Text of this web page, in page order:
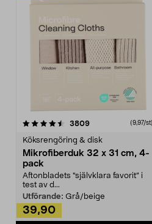
3809recensioner (9,97/st)
Köksrengöring & disk
Mikrofiberduk 32 x 31 cm, 4-
pack
Aftonbladets "självklara favorit” i
test av d...
Utförande: Grå/beige
39,90
4.0av 5 stjärnor